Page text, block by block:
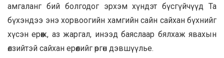
амгаланг бий болгодог эрхэм хүндэт бүсгүйчүүд Та
бүхэндээ энэ хорвоогийн хамгийн сайн сайхан бүхнийг
хүсэн ерөөж, аз жаргал, инээд баяслаар бялхаж явахын
өлзийтэй сайхан ерөөлийг өргөн дэвшүүлье.